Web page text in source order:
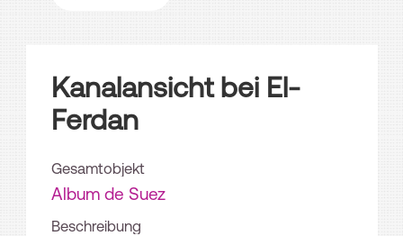
Kanalansicht bei El-
Ferdan
Gesamtobjekt
Album de Suez
Beschreibung